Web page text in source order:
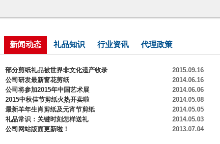
新闻动态 礼品知识 行业资讯 代理政策
部分剪纸礼品被世界非文化遗产收录
2015.09.16
公司研发最新窗花剪纸
2014.06.16
公司将参加2015年中国艺术展
2014.06.06
2015中秋佳节剪纸火热开卖啦
2014.05.08
最新羊年生肖剪纸及元宵节剪纸
2014.05.05
礼品常识：关键时刻怎样送礼
2014.05.03
公司网站版面更新啦！
2013.07.04